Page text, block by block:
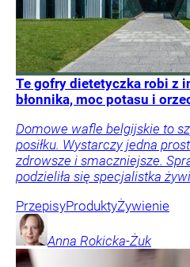
Te gofry dietetyczka robi z
błonnika, moc potasu i
Domowe wafle belgijskie to
posiłku. Wystarczy jedna
zdrowsze i smaczniejsze.
podzieliła się specjalistka
PrzepisyProduktyŻywienie
Anna Rokicka-Żuk